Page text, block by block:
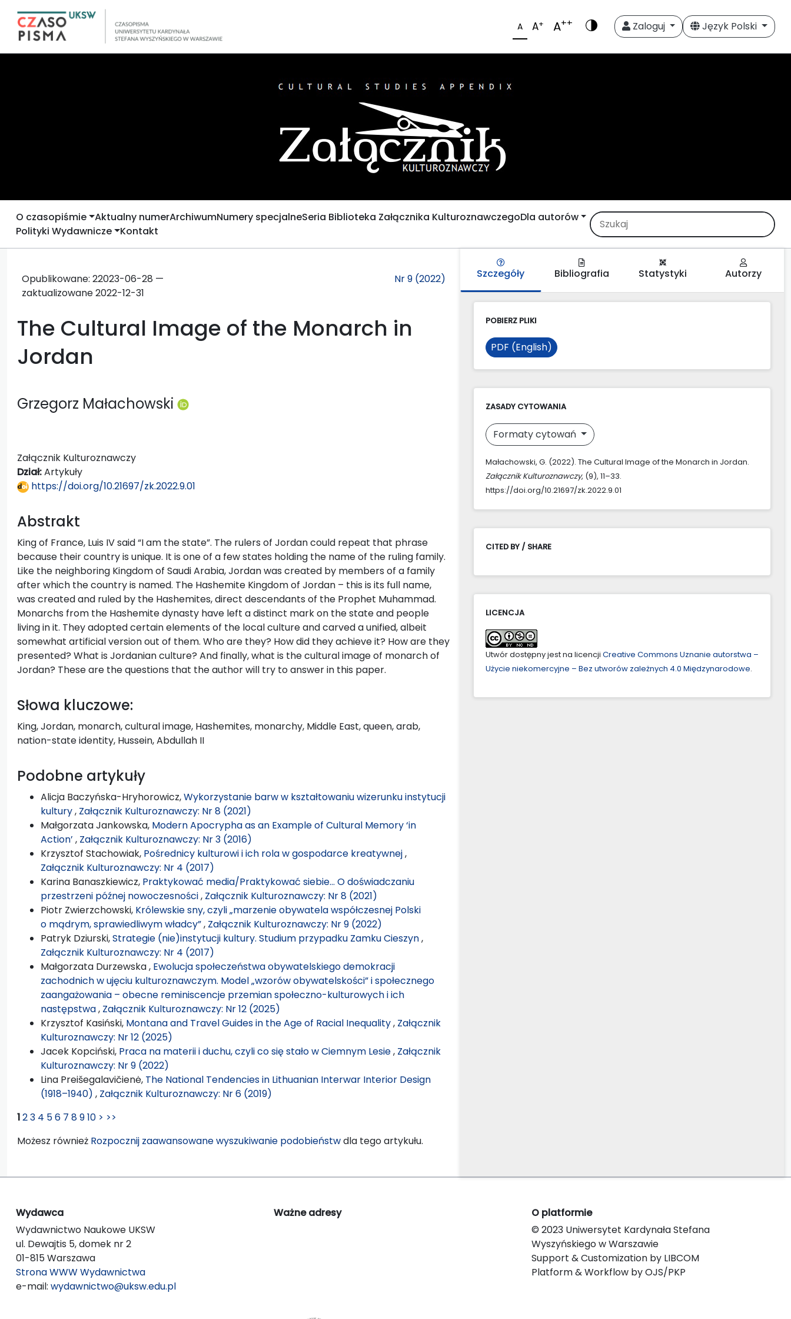
A A+ A++ Zaloguj Język Polski
O czasopiśmie Aktualny numerArchiwumNumery specjalneSeria Biblioteka Załącznika KulturoznawczegoDla autorów
Polityki Wydawnicze Kontakt
Opublikowane: 22023-06-28 —
zaktualizowane 2022-12-31
Nr 9 (2022)
The Cultural Image of the Monarch in
Jordan
Grzegorz Małachowski
Załącznik Kulturoznawczy
Dział:Artykuły
https://doi.org/10.21697/zk.2022.9.01
Abstrakt
King of France, Luis IV said “I am the state”. The rulers of Jordan could repeat that phrase
because their country is unique. It is one of a few states holding the name of the ruling family.
Like the neighboring Kingdom of Saudi Arabia, Jordan was created by members of a family
after which the country is named. The Hashemite Kingdom of Jordan – this is its full name,
was created and ruled by the Hashemites, direct descendants of the Prophet Muhammad.
Monarchs from the Hashemite dynasty have left a distinct mark on the state and people
living in it. They adopted certain elements of the local culture and carved a unified, albeit
somewhat artificial version out of them. Who are they? How did they achieve it? How are they
presented? What is Jordanian culture? And finally, what is the cultural image of monarch of
Jordan? These are the questions that the author will try to answer in this paper.
Słowa kluczowe:
King, Jordan, monarch, cultural image, Hashemites, monarchy, Middle East, queen, arab,
nation-state identity, Hussein, Abdullah II
Podobne artykuły
Alicja Baczyńska-Hryhorowicz,Wykorzystanie barw w kształtowaniu wizerunku instytucji
kultury, Załącznik Kulturoznawczy: Nr 8 (2021)
Małgorzata Jankowska, Modern Apocrypha as an Example of Cultural Memory ‘in
Action’ , Załącznik Kulturoznawczy: Nr 3 (2016)
Krzysztof Stachowiak, Pośrednicy kulturowi i ich rola w gospodarce kreatywnej,
Załącznik Kulturoznawczy: Nr 4 (2017)
Karina Banaszkiewicz, Praktykować media/Praktykować siebie… O doświadczaniu
przestrzeni późnej nowoczesności, Załącznik Kulturoznawczy: Nr 8 (2021)
Piotr Zwierzchowski, Królewskie sny, czyli „marzenie obywatela współczesnej Polski
o mądrym, sprawiedliwym władcy”, Załącznik Kulturoznawczy: Nr 9 (2022)
Patryk Dziurski,Strategie (nie)instytucji kultury. Studium przypadku Zamku Cieszyn,
Załącznik Kulturoznawczy: Nr 4 (2017)
Małgorzata Durzewska , Ewolucja społeczeństwa obywatelskiego demokracji
zachodnich w ujęciu kulturoznawczym. Model „wzorów obywatelskości” i społecznego
zaangażowania – obecne reminiscencje przemian społeczno-kulturowych i ich
następstwa, Załącznik Kulturoznawczy: Nr 12 (2025)
Krzysztof Kasiński, Montana and Travel Guides in the Age of Racial Inequality, Załącznik
Kulturoznawczy: Nr 12 (2025)
Jacek Kopciński, Praca na materii i duchu, czyli co się stało w Ciemnym Lesie, Załącznik
Kulturoznawczy: Nr 9 (2022)
Lina Preišegalavičienė, The National Tendencies in Lithuanian Interwar Interior Design
(1918–1940) , Załącznik Kulturoznawczy: Nr 6 (2019)
123 4 56 7 8910 > >>
Możesz również Rozpocznij zaawansowane wyszukiwanie podobieństwdla tego artykułu.
Szczegóły Bibliografia Statystyki Autorzy
POBIERZ PLIKI
PDF (English)
ZASADY CYTOWANIA
Formaty cytowań
Małachowski, G. (2022). The Cultural Image of the Monarch in Jordan.
Załącznik Kulturoznawczy, (9), 11–33.
https://doi.org/10.21697/zk.2022.9.01
CITED BY / SHARE
LICENCJA
Utwór dostępny jest na licencji Creative Commons Uznanie autorstwa –
Użycie niekomercyjne – Bez utworów zależnych 4.0 Międzynarodowe.
Wydawca
Wydawnictwo Naukowe UKSW
ul. Dewajtis 5, domek nr 2
01-815 Warszawa
Strona WWW Wydawnictwa
e-mail: wydawnictwo@uksw.edu.pl
Ważne adresy
O platformie
© 2023 Uniwersytet Kardynała Stefana
Wyszyńskiego w Warszawie
Support & Customization by LIBCOM
Platform & Workflow by OJS/PKP